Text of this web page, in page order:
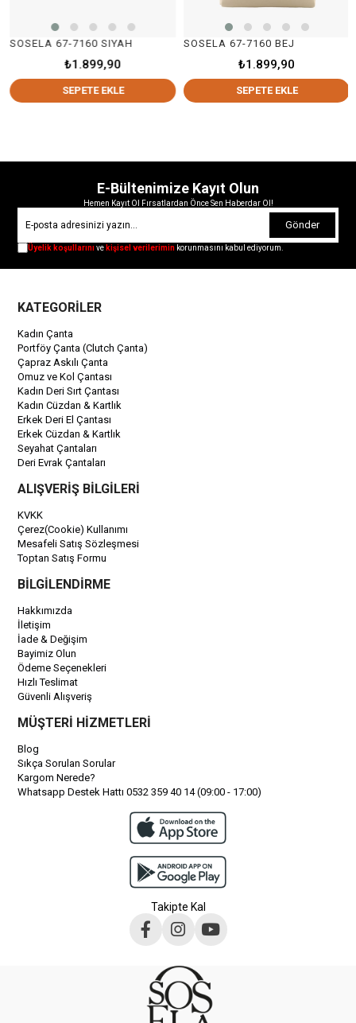
SOSELA 67-7160 SIYAH
₺1.899,90
SEPETE EKLE
SOSELA 67-7160 BEJ
₺1.899,90
SEPETE EKLE
E-Bültenimize Kayıt Olun
Hemen Kayıt Ol Fırsatlardan Önce Sen Haberdar Ol!
Gönder
Üyelik koşullarınıve kişisel verilerimin korunmasını kabul ediyorum.
KATEGORİLER
Kadın Çanta
Portföy Çanta (Clutch Çanta)
Çapraz Askılı Çanta
Omuz ve Kol Çantası
Kadın Deri Sırt Çantası
Kadın Cüzdan & Kartlık
Erkek Deri El Çantası
Erkek Cüzdan & Kartlık
Seyahat Çantaları
Deri Evrak Çantaları
ALIŞVERİŞ BİLGİLERİ
KVKK
Çerez(Cookie) Kullanımı
Mesafeli Satış Sözleşmesi
Toptan Satış Formu
BİLGİLENDİRME
Hakkımızda
İletişim
İade & Değişim
Bayimiz Olun
Ödeme Seçenekleri
Hızlı Teslimat
Güvenli Alışveriş
MÜŞTERİ HİZMETLERİ
Blog
Sıkça Sorulan Sorular
Kargom Nerede?
Whatsapp Destek Hattı 0532 359 40 14 (09:00 - 17:00)
Takipte Kal